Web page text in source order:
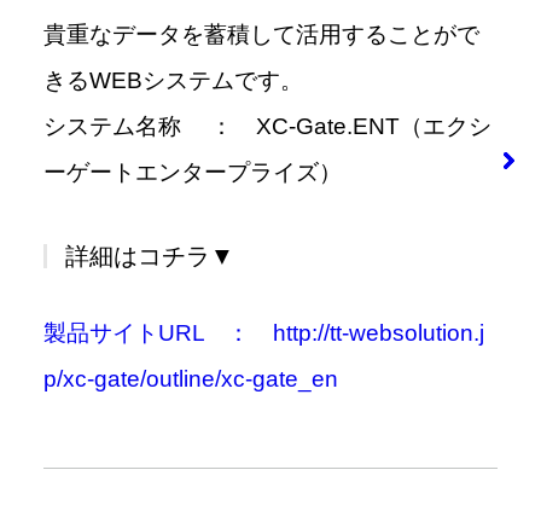
貴重なデータを蓄積して活用することがで
きるWEBシステムです。
システム名称 ： XC-Gate.ENT（エクシ
ーゲートエンタープライズ）
詳細はコチラ▼
製品サイトURL ： http://tt-websolution.j
p/xc-gate/outline/xc-gate_en